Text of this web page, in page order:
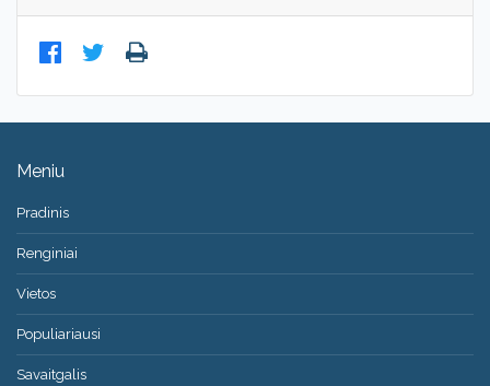
Meniu
Pradinis
Renginiai
Vietos
Populiariausi
Savaitgalis